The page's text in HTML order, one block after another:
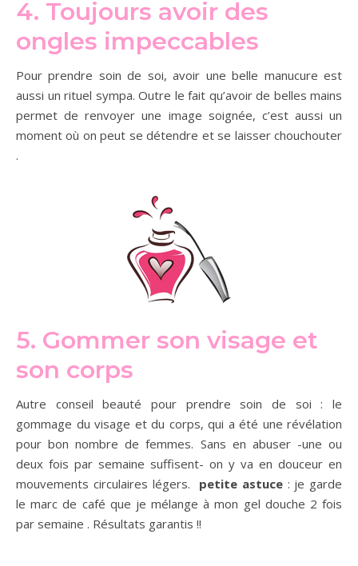
4. Toujours avoir des
ongles impeccables
Pour prendre soin de soi, avoir une belle manucure est
aussi un rituel sympa. Outre le fait qu’avoir de belles mains
permet de renvoyer une image soignée, c’est aussi un
moment où on peut se détendre et se laisser chouchouter
.
5. Gommer son visage et
son corps
Autre conseil beauté pour prendre soin de soi : le
gommage du visage et du corps, qui a été une révélation
pour bon nombre de femmes. Sans en abuser -une ou
deux fois par semaine suffisent- on y va en douceur en
mouvements circulaires légers. petite astuce: je garde
le marc de café que je mélange à mon gel douche 2 fois
par semaine . Résultats garantis !!